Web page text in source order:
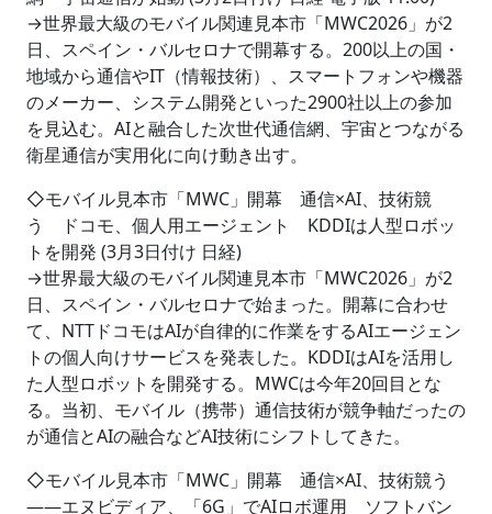
→世界最大級のモバイル関連見本市「MWC2026」が2
日、スペイン・バルセロナで開幕する。200以上の国・
地域から通信やIT（情報技術）、スマートフォンや機器
のメーカー、システム開発といった2900社以上の参加
を見込む。AIと融合した次世代通信網、宇宙とつながる
衛星通信が実用化に向け動き出す。
◇モバイル見本市「MWC」開幕 通信×AI、技術競
う ドコモ、個人用エージェント KDDIは人型ロボッ
トを開発 (3月3日付け 日経)
→世界最大級のモバイル関連見本市「MWC2026」が2
日、スペイン・バルセロナで始まった。開幕に合わせ
て、NTTドコモはAIが自律的に作業をするAIエージェン
トの個人向けサービスを発表した。KDDIはAIを活用し
た人型ロボットを開発する。MWCは今年20回目とな
る。当初、モバイル（携帯）通信技術が競争軸だったの
が通信とAIの融合などAI技術にシフトしてきた。
◇モバイル見本市「MWC」開幕 通信×AI、技術競う
――エヌビディア、「6G」でAIロボ運用 ソフトバン